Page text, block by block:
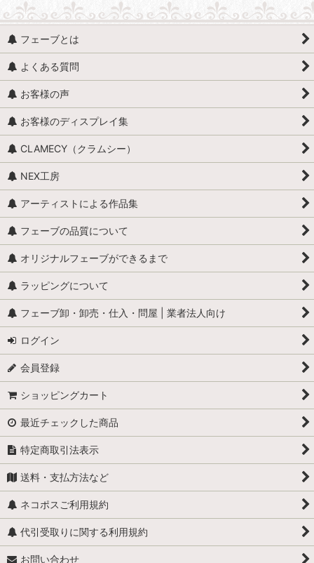
動物 (すべての商品を表示)
魚、イルカ、くじら、サメ
馬（うま）
牛
昆虫・爬虫類・両生類
カエル
全般（ぞう、ねずみ 等）
ふくろう
カメ
トラ・ライオン・猛獣
ペンギン
犬
猫
くま
猿(サル）・ゴリラ・オラウータン
フェーブとは
よくある質問
お客様の声
お客様のディスプレイ集
CLAMECY（クラムシー）
NEX工房
アーティストによる作品集
フェーブの品質について
オリジナルフェーブができるまで
ラッピングについて
フェーブ卸・卸売・仕入・問屋 | 業者法人向け
ログイン
会員登録
ショッピングカート
最近チェックした商品
特定商取引法表示
送料・支払方法など
ネコポスご利用規約
代引受取りに関する利用規約
お問い合わせ